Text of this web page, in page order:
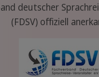
deutscher
(FDSV) offiziell